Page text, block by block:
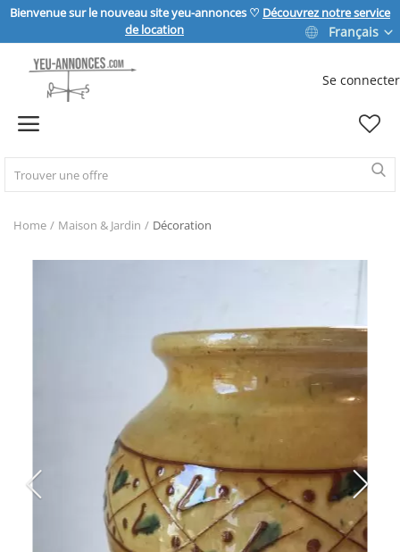
Bienvenue sur le nouveau site yeu-annonces ♡ Découvrez notre service
de location
Français
Se connecter
Home
IMMOBILIER
Home Maison & Jardin Décoration